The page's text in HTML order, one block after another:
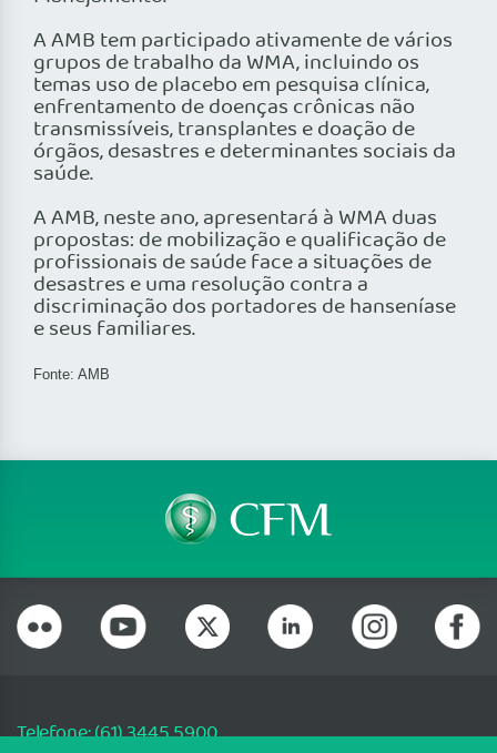
A AMB tem participado ativamente de vários
grupos de trabalho da WMA, incluindo os
temas uso de placebo em pesquisa clínica,
enfrentamento de doenças crônicas não
transmissíveis, transplantes e doação de
órgãos, desastres e determinantes sociais da
saúde.
A AMB, neste ano, apresentará à WMA duas
propostas: de mobilização e qualificação de
profissionais de saúde face a situações de
desastres e uma resolução contra a
discriminação dos portadores de hanseníase
e seus familiares.
Fonte: AMB
Telefone: (61) 3445 5900